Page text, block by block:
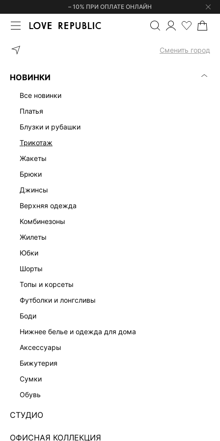
– 10% ПРИ ОПЛАТЕ ОНЛАЙН
Сменить город
НОВИНКИ
все новинки
платья
блузки и рубашки
трикотаж
жакеты
брюки
джинсы
верхняя одежда
комбинезоны
жилеты
юбки
шорты
топы и корсеты
футболки и лонгсливы
боди
нижнее белье и одежда для дома
аксессуары
бижутерия
сумки
обувь
СТУДИО
ОФИСНАЯ КОЛЛЕКЦИЯ
ГЛАВНАЯ ПЛАТЬЕ МИНИ С МЕХОВЫМИ
ХИТ
ПЛАТЬЕ МИНИ С МЕХОВЫМИ МАНЖЕТАМИ
5450601501-61
Нет в наличии